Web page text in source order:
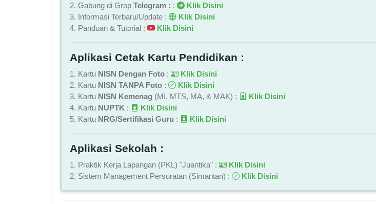
2. Gabung di Grop Telegram : :
Klik Disini
3. Informasi Terbaru/Update :
Klik Disini
4. Panduan & Tutorial :
Klik Disini
Aplikasi Cetak Kartu Pendidikan :
1. Kartu NISN Dengan Foto :
Klik Disini
2. Kartu NISN TANPA Foto :
Klik Disini
3. Kartu NISN Kemenag (MI, MTS, MA, & MAK) :
Klik Disini
4. Kartu NUPTK :
Klik Disini
5. Kartu NRG/Sertifikasi Guru : Klik Disini
Aplikasi Sekolah :
1. Praktik Kerja Lapangan (PKL) "Juantika" :
Klik Disini
2. Sistem Management Persuratan (Simantan) :
Klik Disini